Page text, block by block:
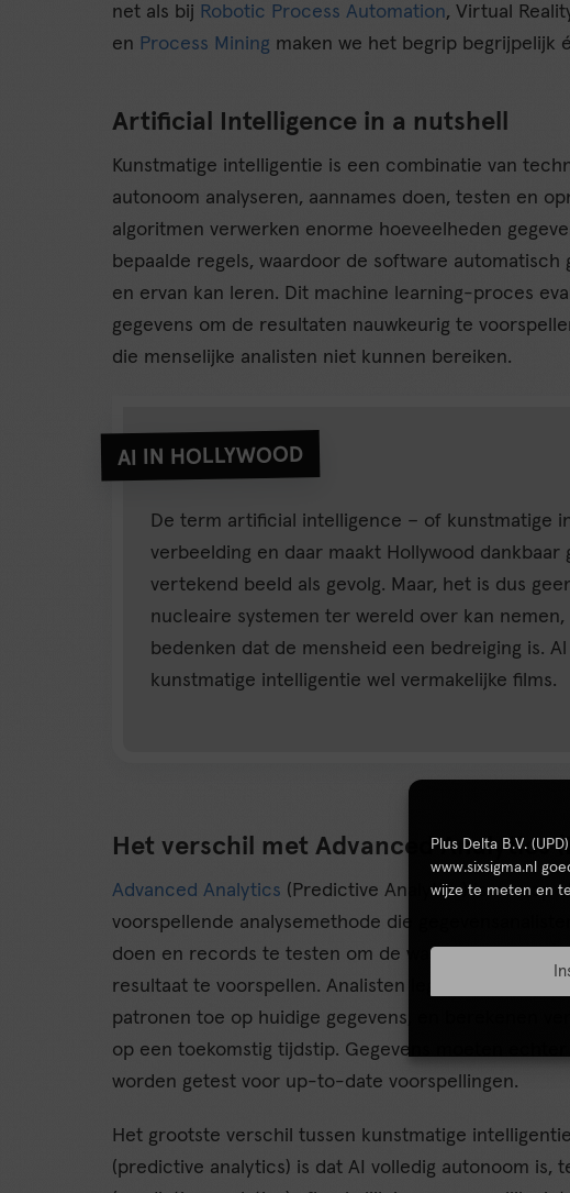
Plus Delta B.V.
www.sixsigma.nl
wijze te meten en
net als bij Robotic Process Automation, Virtual
en Process Mining maken we het begrip begrijpelijk
Artificial Intelligence in a nutshell
Kunstmatige intelligentie is een combinatie van
autonoom analyseren, aannames doen, testen en
algoritmen verwerken enorme hoeveelheden
bepaalde regels, waardoor de software
en ervan kan leren. Dit machine learning-proces
gegevens om de resultaten nauwkeurig te
die menselijke analisten niet kunnen bereiken.
AI IN HOLLYWOOD
De term artificial intelligence – of kunstmatige
verbeelding en daar maakt Hollywood dankbaar
vertekend beeld als gevolg. Maar, het is dus
nucleaire systemen ter wereld over kan
bedenken dat de mensheid een bedreiging is.
kunstmatige intelligentie wel vermakelijke films.
Het verschil met Advanced Analytics
Advanced Analytics (Predictive Analytics) is een op
voorspellende analysemethode die
doen en records te testen om de waarschijnlijkheid
resultaat te voorspellen. Analisten leggen historische
patronen toe op huidige gegevens, en berekenen
op een toekomstig tijdstip. Gegevens moeten
worden getest voor up-to-date voorspellingen.
Het grootste verschil tussen kunstmatige
(predictive analytics) is dat AI volledig autonoom is,